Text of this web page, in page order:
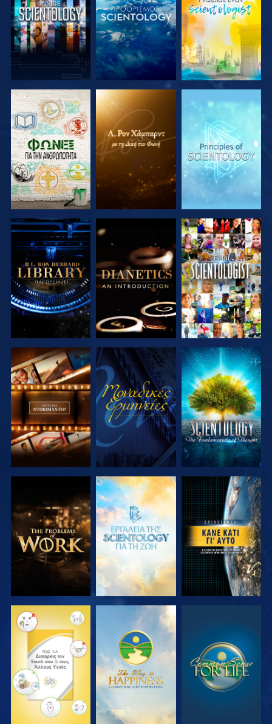
ΕΞΕΡΕΥΝΗΣΤΕ
ΤΗ ΣΕΙΡΑ
ΕΞΕΡΕΥΝΗΣΤΕ
ΤΗ ΣΕΙΡΑ
ΕΞΕΡΕΥΝΗΣΤΕ
ΤΗ ΣΕΙΡΑ
ΕΞΕΡΕΥΝΗΣΤΕ
ΤΗ ΣΕΙΡΑ
ΕΞΕΡΕΥΝΗΣΤΕ
ΤΗ ΣΕΙΡΑ
ΠΑΡΑΚΟΛΟΥΘΗΣΤΕ
ΕΞΕΡΕΥΝΗΣΤΕ
ΤΗ ΣΕΙΡΑ
ΠΑΡΑΚΟΛΟΥΘΗΣΤΕ
ΕΞΕΡΕΥΝΗΣΤΕ
ΤΗ ΣΕΙΡΑ
ΕΞΕΡΕΥΝΗΣΤΕ
ΤΗ ΣΕΙΡΑ
ΕΞΕΡΕΥΝΗΣΤΕ
ΤΗ ΣΕΙΡΑ
ΠΑΡΑΚΟΛΟΥΘΗΣΤΕ
ΠΑΡΑΚΟΛΟΥΘΗΣΤΕ ΠΑΡΑΚΟΛΟΥΘΗΣΤΕ ΠΑΡΑΚΟΛΟΥΘΗΣΤΕ